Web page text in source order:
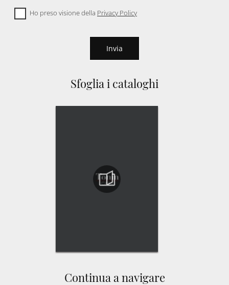
Sfoglia i cataloghi
Continua a navigare
Ho preso visione della Privacy Policy
Invia